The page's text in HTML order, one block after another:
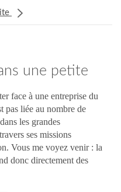
une petite
face à une entreprise du
pas liée au nombre de
les grandes
ses missions
Vous me voyez venir : la
donc directement des